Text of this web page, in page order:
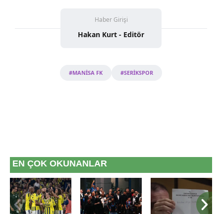
Haber Girişi
Hakan Kurt - Editör
#MANİSA FK #SERİKSPOR
EN ÇOK OKUNANLAR